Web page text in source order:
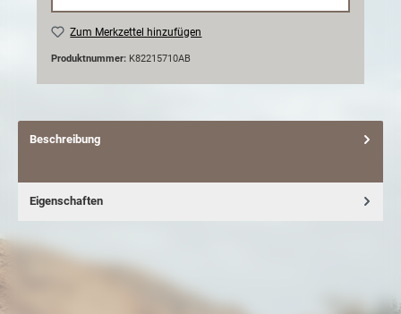
Zum Merkzettel hinzufügen
Produktnummer: K82215710AB
Beschreibung
Eigenschaften